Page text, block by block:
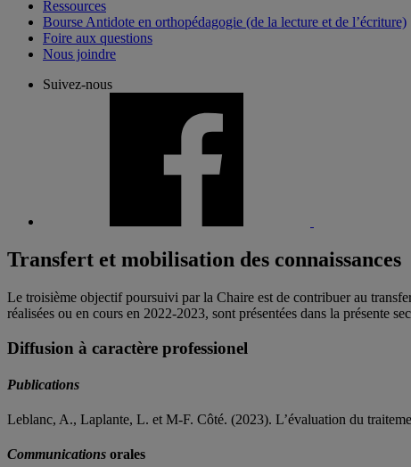
Ressources
Bourse Antidote en orthopédagogie (de la lecture et de l’écriture)
Foire aux questions
Nous joindre
Suivez-nous
Transfert et mobilisation des connaissances
Le troisième objectif poursuivi par la Chaire est de contribuer au
réalisées ou en cours en 2022-2023, sont présentées dans la présente
Diffusion à caractère professionel
Publications
Leblanc, A., Laplante, L. et M-F. Côté. (2023). L’évaluation du
Communications orales